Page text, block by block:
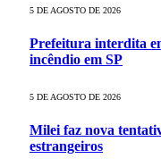
5 DE AGOSTO DE 2026
Prefeitura interdita
incêndio em SP
5 DE AGOSTO DE 2026
Milei faz nova
estrangeiros